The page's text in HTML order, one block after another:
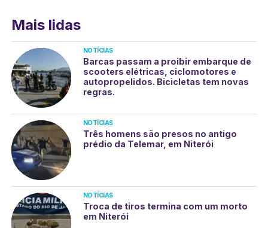
Mais lidas
NOTÍCIAS
Barcas passam a proibir embarque de
scooters elétricas, ciclomotores e
autopropelidos. Bicicletas tem novas
regras.
NOTÍCIAS
Três homens são presos no antigo
prédio da Telemar, em Niterói
NOTÍCIAS
Troca de tiros termina com um morto
em Niterói